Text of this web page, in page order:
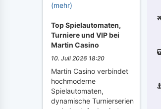
(mehr)
Top Spielautomaten,
Turniere und VIP bei
Martin Casino
10. Juli 2026 18:20
Martin Casino verbindet
hochmoderne
Spielautomaten,
dynamische Turnierserien